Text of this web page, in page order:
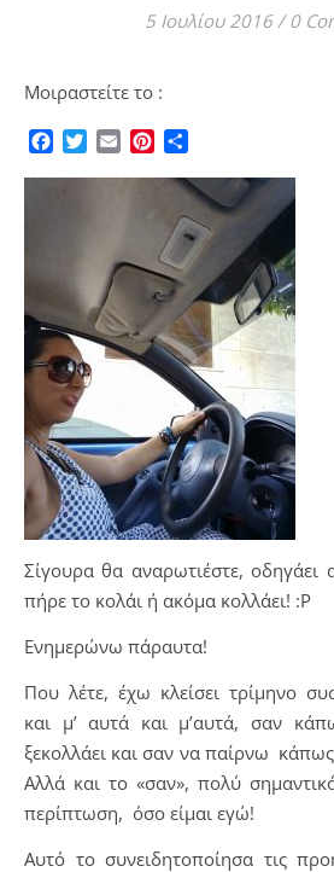
5 Ιουλίου 2016 / 0
Μοιραστείτε το :
Facebook
TwitterEmailPinterest
Σίγουρα θα αναρωτιέστε, οδηγάει
πήρε το κολάι ή ακόμα κολλάει! :Ρ
Ενημερώνω πάραυτα!
Που λέτε, έχω κλείσει τρίμηνο
και μ’ αυτά και μ’αυτά, σαν
ξεκολλάει και σαν να παίρνω
Αλλά και το «σαν», πολύ
περίπτωση, όσο είμαι εγώ!
Αυτό το συνειδητοποίησα τις